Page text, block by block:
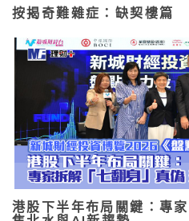
按揭奇難雜症：缺契樓篇
港股下半年布局關鍵：專